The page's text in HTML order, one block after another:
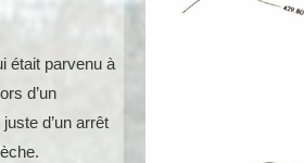
était parvenu à
d’un
d’un arrêt